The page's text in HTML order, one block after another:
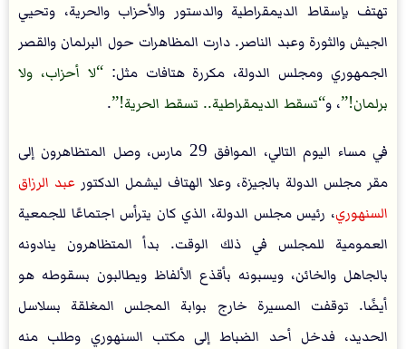
تهتف بإسقاط الديمقراطية والدستور والأحزاب والحرية، وتحيي
الجيش والثورة وعبد الناصر. دارت المظاهرات حول البرلمان والقصر
الجمهوري ومجلس الدولة، مكررة هتافات مثل: لا أحزاب، ولا
برلمان! ، و تسقط الديمقراطية.. تسقط الحرية! .
في مساء اليوم التالي، الموافق 29 مارس، وصل المتظاهرون إلى
مقر مجلس الدولة بالجيزة، وعلا الهتاف ليشمل الدكتور عبد الرزاق
السنهوري، رئيس مجلس الدولة، الذي كان يترأس اجتماعًا للجمعية
العمومية للمجلس في ذلك الوقت. بدأ المتظاهرون ينادونه
بالجاهل والخائن، ويسبونه بأقذع الألفاظ ويطالبون بسقوطه هو
أيضًا. توقفت المسيرة خارج بوابة المجلس المغلقة بسلاسل
الحديد، فدخل أحد الضباط إلى مكتب السنهوري وطلب منه